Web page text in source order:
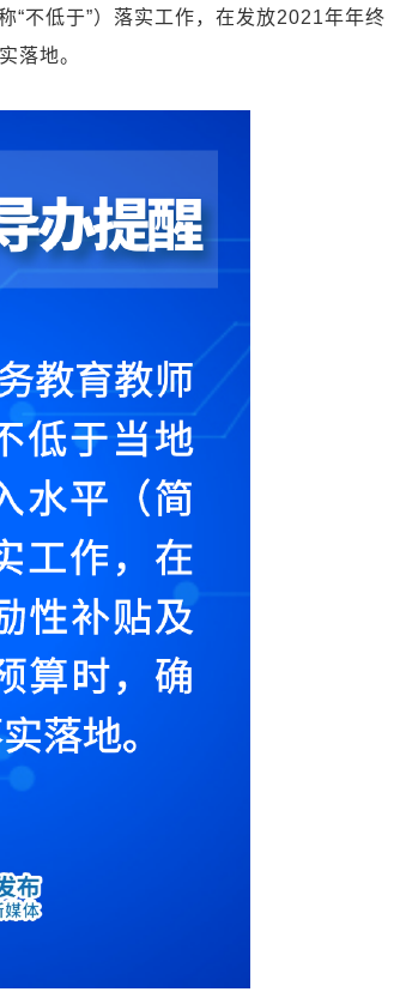
“不低于”）落实工作，在发放2021年年终
落地。